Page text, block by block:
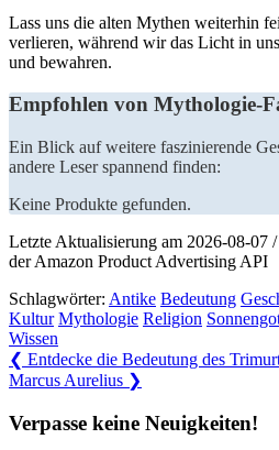
Lass uns die alten​ Mythen ⁢weiterhin
‌verlieren,‍ während wir⁣ das Licht in
und⁣ bewahren.
Empfohlen von ⁢Mythologie-
Ein ​Blick auf weitere faszinierende
andere ⁣Leser spannend finden:
Keine Produkte gefunden.
Letzte Aktualisierung am 2026-08-
der Amazon Product Advertising API
Schlagwörter: Antike Bedeutung
Kultur Mythologie Religion
Wissen
Beitragsnavigation
❮ Previous
Post:
Entdecke die Bedeutung des
Next
Marcus Aurelius ❯
Verpasse keine Neuigkeiten!